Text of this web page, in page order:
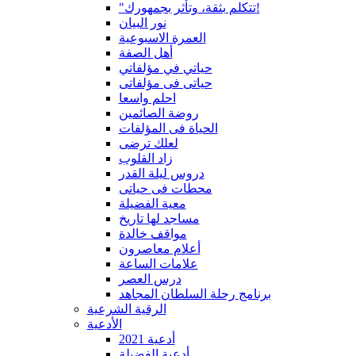
"تتكلم بثقة، وتأثر بجمهورك!
نور البيان
العمرة الاسبوعية
أهل الصفة
حياتي في مؤلفاتي
حياتى فى مؤلفاتى
احلم واسعا
روضة الصائمين
الحياة فى المؤلفات
لعلك ترضى
زاد القلوب
دروس ليلة القدر
محطات فى حياتى
معية الفضيلة
مساجد لها تاريخ
مواقف خالدة
أعلام معاصرون
علامات الساعة
درس العصر
برنامج رحلة السلطان المجاهد
الرقية الشرعية
الأدعية
أدعية 2021